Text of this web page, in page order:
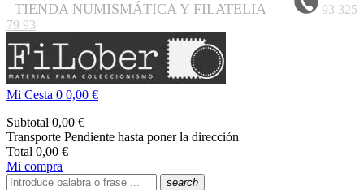
TIENDA NUMISMÁTICA Y FILATELIA
93 325
79 93
Mi Cesta 0 0,00 €
Subtotal 0,00 €
Transporte Pendiente hasta poner la dirección
Total 0,00 €
Mi compra
search